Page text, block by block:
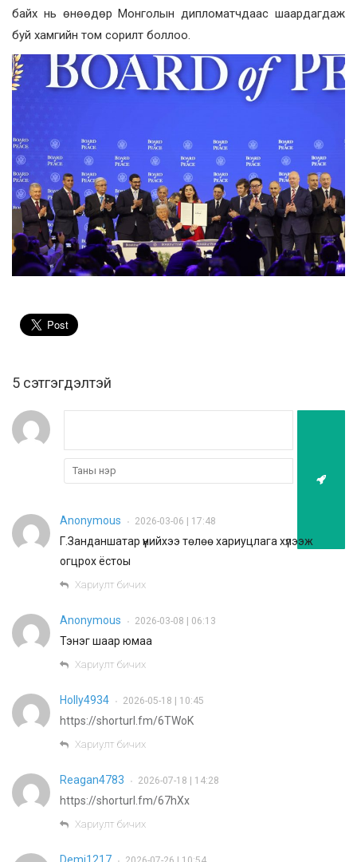
байх нь өнөөдөр Монголын дипломатчдаас шаардагдаж
буй хамгийн том сорилт боллоо.
5 cэтгэгдэлтэй
Anonymous • 2026-03-06 | 17:48
Г.Занданшатар үүнийхээ төлөө хариуцлага хүлээж
огцрох ёстоы
Хариулт бичих
Anonymous • 2026-03-08 | 06:13
Тэнэг шаар юмаа
Хариулт бичих
Holly4934 • 2026-05-18 | 10:45
https://shorturl.fm/6TWoK
Хариулт бичих
Reagan4783 • 2026-07-18 | 14:28
https://shorturl.fm/67hXx
Хариулт бичих
Demi1217